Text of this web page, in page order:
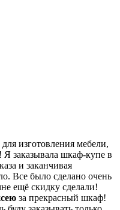
изготовления мебели,
заказывала шкаф-купе в
и заканчивая
Все было сделано очень
ещё скидку сделали!
за прекрасный шкаф!